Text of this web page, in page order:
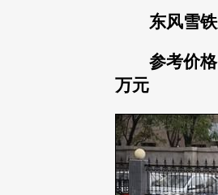
东风雪
参考价
万元